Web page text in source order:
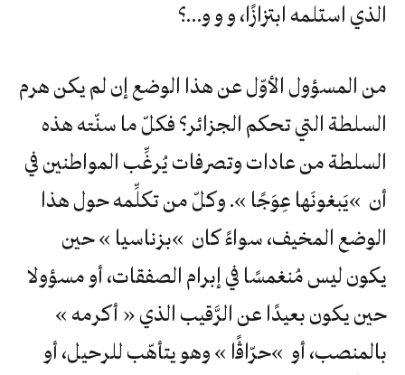
الذي استلمه ابتزازًا، و و و…؟
من المسؤول الأوّل عن هذا الوضع إن لم يكن هرم
السلطة التي تحكم الجزائر؟ فكلّ ما سنّته هذه
السلطة من عادات وتصرفات يُرغِّب المواطنين في
أن »يَبغونَها عِوَجًا ». وكلّ من تكلِّمه حول هذا
الوضع المخيف، سواءً كان »بزناسيا » حين
يكون ليس مُنغمسًا في إبرام الصفقات، أو مسؤولا
حين يكون بعيدًا عن الرَّقيب الذي « أكرمه »
بالمنصب، أو »حرّاﭬًا » وهو يتأهّب للرحيل، أو